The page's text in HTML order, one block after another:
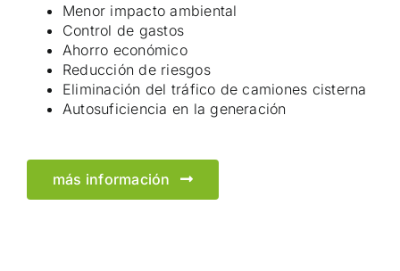
Menor impacto ambiental
Control de gastos
Ahorro económico
Reducción de riesgos
Eliminación del tráfico de camiones cisterna
Autosuficiencia en la generación
más información